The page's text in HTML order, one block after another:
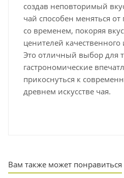
создав неповторимый
чай способен меняться
со временем, покоряя
ценителей
Это отличный выбор для
гастрономические
прикоснуться к
древнем искусстве чая.
Вам также может понравиться